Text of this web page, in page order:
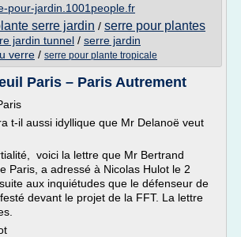
pour-jardin.1001people.fr
serre jardin / serre pour plantes
jardin tunnel / serre jardin
verre / serre pour plante tropicale
Paris – Paris Autrement
t-il aussi idyllique que Mr Delanoë veut
voici la lettre que Mr Bertrand
Paris, a adressé à Nicolas Hulot le 2
aux inquiétudes que le défenseur de
devant le projet de la FFT. La lettre